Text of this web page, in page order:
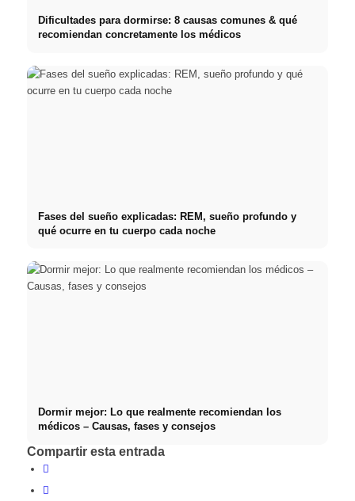
Dificultades para dormirse: 8 causas comunes & qué
recomiendan concretamente los médicos
Fases del sueño explicadas: REM, sueño profundo y
qué ocurre en tu cuerpo cada noche
Dormir mejor: Lo que realmente recomiendan los
médicos – Causas, fases y consejos
Compartir esta entrada